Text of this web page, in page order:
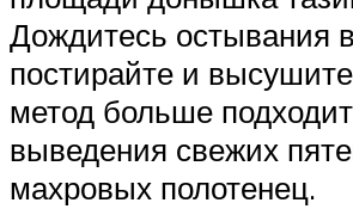
Дождитесь остывания
постирайте и
метод больше
выведения свежих
махровых полотенец.